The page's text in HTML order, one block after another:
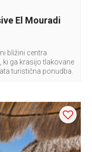
El Mouradi
bližini centra
ki ga krasijo tlakovane
turistična ponudba.